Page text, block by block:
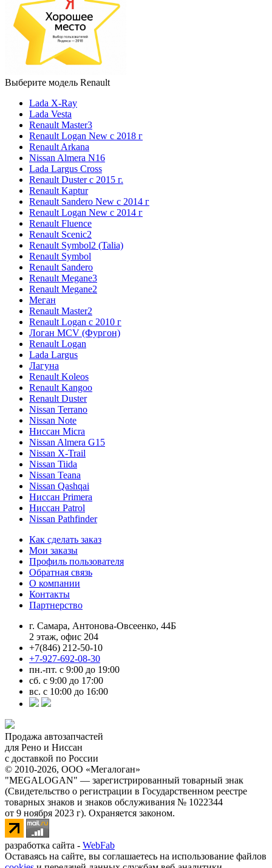
Выберите модель Renault
Lada X-Ray
Lada Vesta
Renault Master3
Renault Logan New с 2018 г
Renault Arkana
Nissan Almera N16
Lada Largus Cross
Renault Duster с 2015 г.
Renault Kaptur
Renault Sandero New с 2014 г
Renault Logan New с 2014 г
Renault Fluence
Renault Scenic2
Renault Symbol2 (Talia)
Renault Symbol
Renault Sandero
Renault Megane3
Renault Megane2
Меган
Renault Master2
Renault Logan c 2010 г
Логан МСV (Фургон)
Renault Logan
Lada Largus
Лагуна
Renault Koleos
Renault Kangoo
Renault Duster
Nissan Terrano
Nissan Note
Ниссан Micra
Nissan Almera G15
Nissan X-Trail
Nissan Tiida
Nissan Teana
Nissan Qashqai
Ниссан Primera
Ниссан Patrol
Nissan Pathfinder
Как сделать заказ
Мои заказы
Профиль пользователя
Обратная связь
О компании
Контакты
Партнерство
г. Самара, Антонова-Овсеенко, 44Б
2 этаж, офис 204
+7(846) 212-50-10
+7-927-692-08-30
пн.-пт. с 9:00 до 19:00
сб. с 9:00 до 17:00
вс. с 10:00 до 16:00
Продажа автозапчастей
для Рено и Ниссан
с доставкой по России
© 2010-2026, ООО «Мегалоган»
"MEGALOGAN" — зарегистрированный товарный знак
(Свидетельство о регистрации в Государственном реестре
товарных знаков и знаков обслуживания № 1022344
от 9 ноября 2023 г). Охраняется законом.
разработка сайта - WebFab
Оставаясь на сайте, вы соглашаетесь на использование файлов